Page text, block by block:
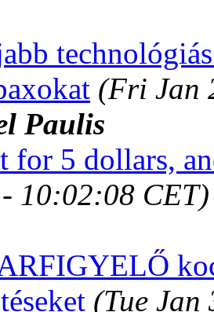
(Fri Jan
Paulis
for 5 dollars,
10:02:08 CET)
(Tue